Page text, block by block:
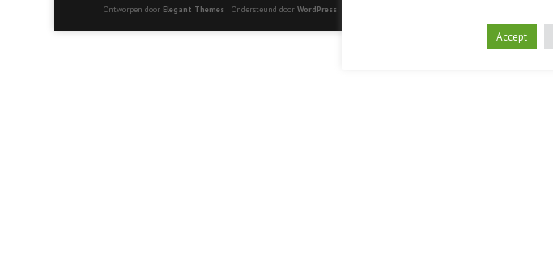
Ontworpen door Elegant Themes| Ondersteund door WordPress
Accept